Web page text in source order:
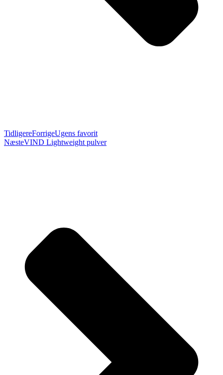
TidligereForrigeUgens favorit
NæsteVIND Lightweight pulver